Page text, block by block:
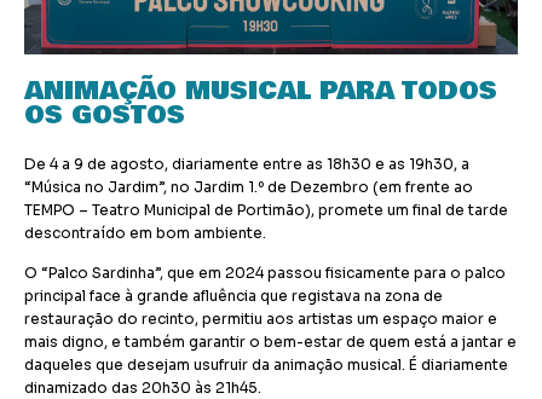
ANIMAÇÃO MUSICAL PARA TODOS
OS GOSTOS
De 4 a 9 de agosto, diariamente entre as 18h30 e as 19h30, a
“Música no Jardim”, no Jardim 1.º de Dezembro (em frente ao
TEMPO – Teatro Municipal de Portimão), promete um final de tarde
descontraído em bom ambiente.
O “Palco Sardinha”, que em 2024 passou fisicamente para o palco
principal face à grande afluência que registava na zona de
restauração do recinto, permitiu aos artistas um espaço maior e
mais digno, e também garantir o bem-estar de quem está a jantar e
daqueles que desejam usufruir da animação musical. É diariamente
dinamizado das 20h30 às 21h45.